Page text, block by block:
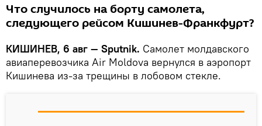
Что случилось на борту самолета,
следующего рейсом Кишинев-Франкфурт?
КИШИНЕВ, 6 авг — Sputnik. Самолет молдавского
авиаперевозчика Air Moldova вернулся в аэропорт
Кишинева из-за трещины в лобовом стекле.